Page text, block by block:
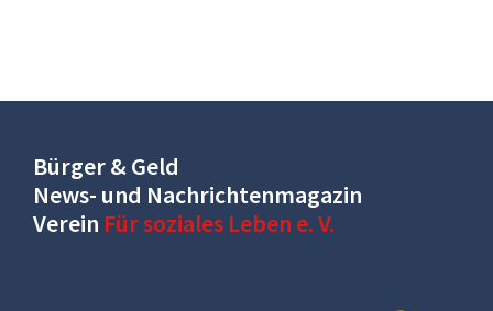
Bürger & Geld
News- und Nachrichtenmagazin
Verein Für soziales Leben e. V.